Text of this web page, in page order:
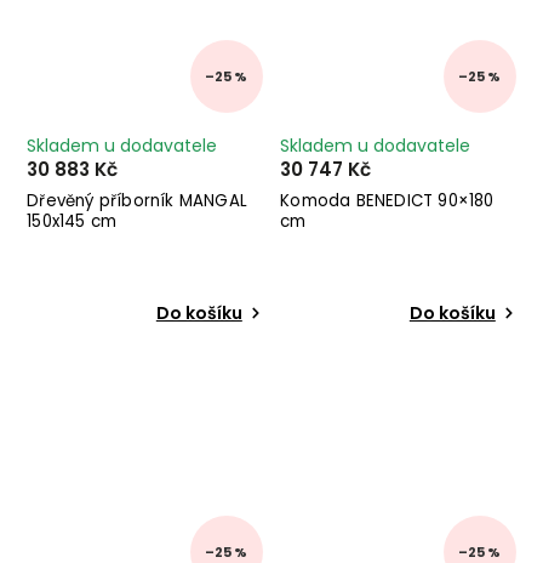
–25 %
Dřevěný příborník MANGAL
150x145 cm
Skladem u dodavatele
30 883 Kč
Do košíku
–25 %
Komoda BENEDICT 90×180
cm
Skladem u dodavatele
30 747 Kč
Do košíku
–25 % –25 %